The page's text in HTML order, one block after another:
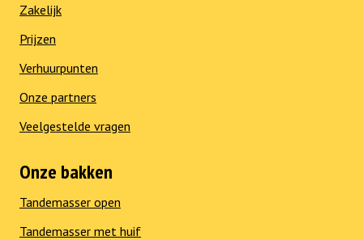
Zakelijk
Prijzen
Verhuurpunten
Onze partners
Veelgestelde vragen
Onze bakken
Tandemasser open
Tandemasser met huif